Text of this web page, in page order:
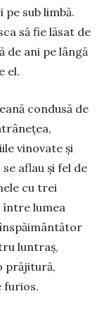
sub limbă.
să fie lăsat de
de ani pe lângă
el.
condusă de
vino­vate și
aflau și fel de
cu trei
între lumea
luntraș,
prăjitură,
furios.